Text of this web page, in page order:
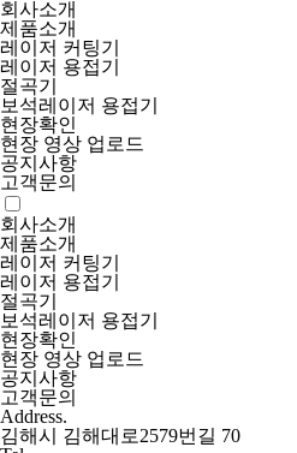
회사소개
제품소개
레이저 커팅기
레이저 용접기
절곡기
보석레이저 용접기
현장확인
현장 영상 업로드
공지사항
고객문의
회사소개
제품소개
레이저 커팅기
레이저 용접기
절곡기
보석레이저 용접기
현장확인
현장 영상 업로드
공지사항
고객문의
Address.
김해시 김해대로2579번길 70